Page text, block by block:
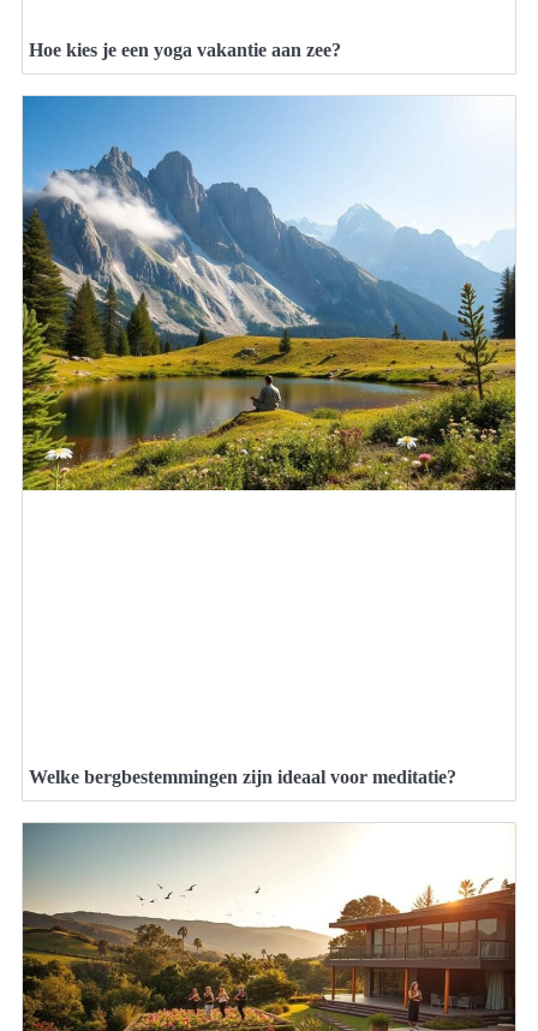
Hoe kies je een yoga vakantie aan zee?
Welke bergbestemmingen zijn ideaal voor meditatie?